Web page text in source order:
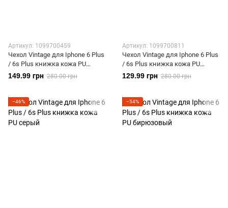
Артикул: 1099700459
Чехол Vintage для Iphone 6 Plus
/ 6s Plus книжка кожа PU
фиолетовый
149.99 грн 280.00 грн
Артикул: 1099700811
Чехол Vintage для Iphone 6 Plus
/ 6s Plus книжка кожа PU
розовый
129.99 грн 280.00 грн
−46% −54%